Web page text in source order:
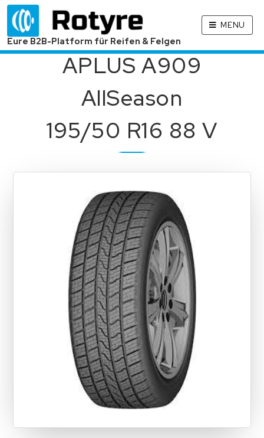
Eure B2B-Platform für Reifen & Felgen
MENU
APLUS A909
AllSeason
195/50 R16 88 V